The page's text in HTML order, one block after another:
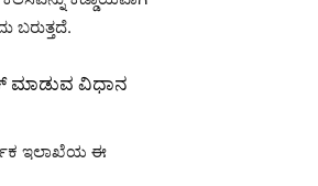
ಮಾಡುವ ವಿಧಾನ
ಇಲಾಖೆಯ ಈ